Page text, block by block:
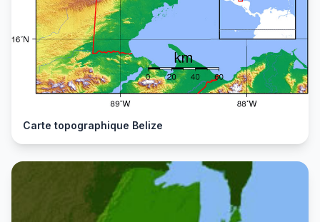
Carte topographique Belize